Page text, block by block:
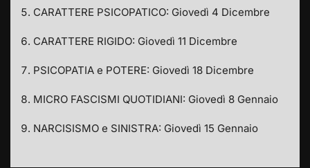
CARATTERE PSICOPATICO: Giovedì 4 Dicembre
CARATTERE RIGIDO: Giovedì 11 Dicembre
PSICOPATIA e POTERE: Giovedì 18 Dicembre
MICRO FASCISMI QUOTIDIANI: Giovedì 8 Gennaio
NARCISISMO e SINISTRA: Giovedì 15 Gennaio